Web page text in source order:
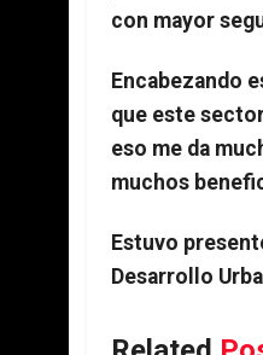
con mayor
Encabezando
que este
eso me da
muchos
Estuvo
Desarrollo